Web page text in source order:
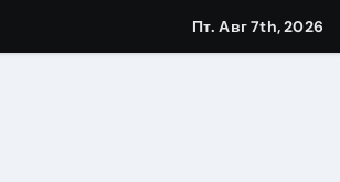
Пт. Авг 7th, 2026